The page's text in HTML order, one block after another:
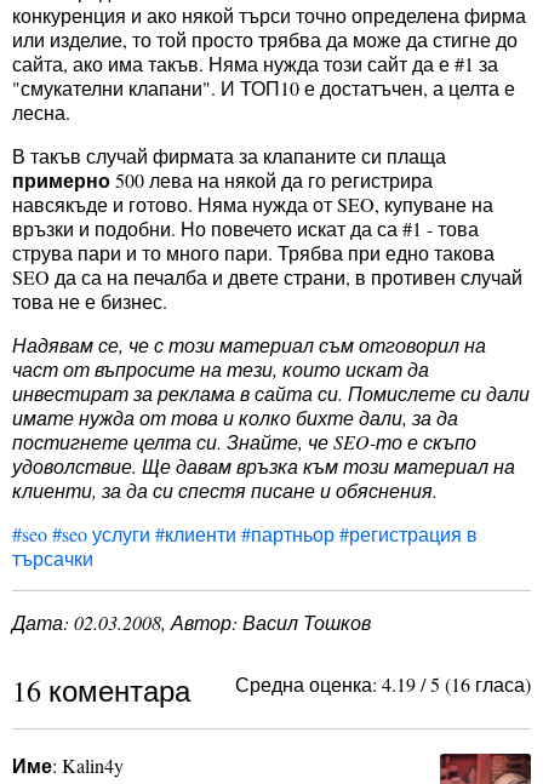
конкуренция и ако някой търси точно определена фирма
или изделие, то той просто трябва да може да стигне до
сайта, ако има такъв. Няма нужда този сайт да е #1 за
"смукателни клапани". И ТОП10 е достатъчен, а целта е
лесна.
В такъв случай фирмата за клапаните си плаща
примерно500 лева на някой да го регистрира
навсякъде и готово. Няма нужда от SEO, купуване на
връзки и подобни. Но повечето искат да са #1 - това
струва пари и то много пари. Трябва при едно такова
SEO да са на печалба и двете страни, в противен случай
това не е бизнес.
Надявам се, че с този материал съм отговорил на
част от въпросите на тези, които искат да
инвестират за реклама в сайта си. Помислете си дали
имате нужда от това и колко бихте дали, за да
постигнете целта си. Знайте, че SEO-то е скъпо
удоволствие. Ще давам връзка към този материал на
клиенти, за да си спестя писане и обяснения.
#seo#seo услуги #клиенти #партньор#регистрация в
търсачки
Дата: 02.03.2008, Автор: Васил Тошков
Средна оценка: 4.19/5 (16 гласа)
16 коментара
Име: Kalin4y